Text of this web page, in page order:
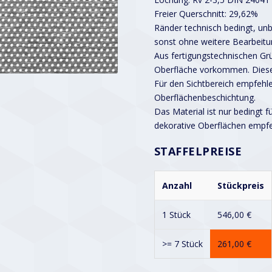
Freier Querschnitt: 29,62%
Ränder technisch bedingt,
sonst ohne weitere
Aus fertigungstechnischen
Oberfläche vorkommen.
Für den Sichtbereich
Oberflächenbeschichtung.
Das Material ist nur bedingt
dekorative Oberflächen
STAFFELPREISE
Anzahl Stückpreis
1 Stück 546,00 €
>= 7 Stück 261,00 €